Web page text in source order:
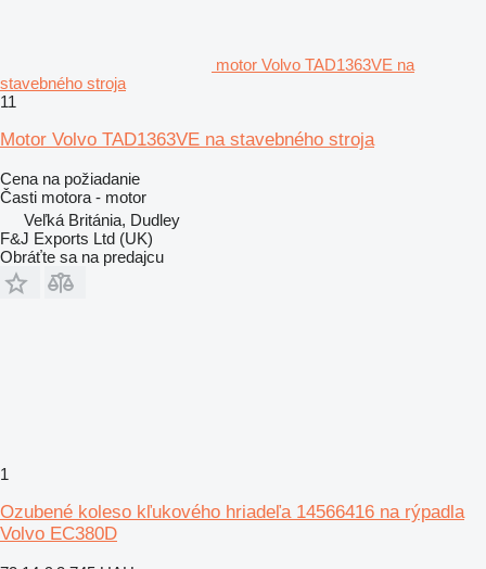
motor Volvo TAD1363VE na
stavebného stroja
11
Motor Volvo TAD1363VE na stavebného stroja
Cena na požiadanie
Časti motora - motor
Veľká Británia, Dudley
F&J Exports Ltd (UK)
Obráťte sa na predajcu
1
Ozubené koleso kľukového hriadeľa 14566416 na rýpadla
Volvo EC380D